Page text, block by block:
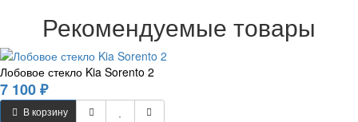
Рекомендуемые товары
Лобовое стекло Kia Sorento 2
7 100 ₽
В корзину